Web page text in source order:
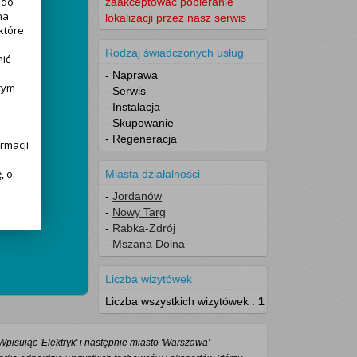
o
lokalizacji przez nasz serwis
Rodzaj świadczonych usług
- Naprawa
- Serwis
- Instalacja
- Skupowanie
- Regeneracja
Miasta działalności
-Jordanów
- Nowy Targ
- Rabka-Zdrój
- Mszana Dolna
Liczba wizytówek
Liczba wszystkich wizytówek : 1
'Elektryk' i następnie miasto 'Warszawa'